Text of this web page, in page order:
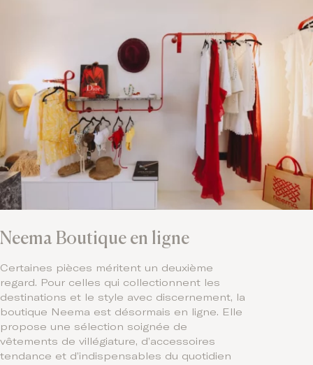
Neema Boutique en ligne
Certaines pièces méritent un deuxième
regard. Pour celles qui collectionnent les
destinations et le style avec discernement, la
boutique Neema est désormais en ligne. Elle
propose une sélection soignée de
vêtements de villégiature, d’accessoires
tendance et d’indispensables du quotidien